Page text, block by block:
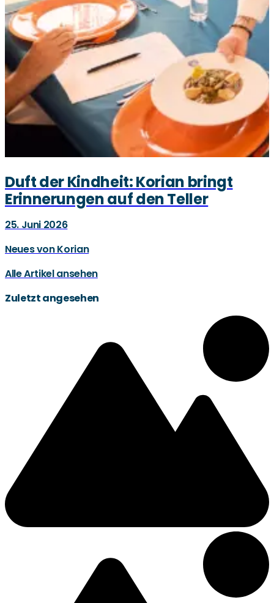
Duft der Kindheit: Korian bringt
Erinnerungen auf den Teller
25. Juni 2026
Neues von Korian
Alle Artikel ansehen
Zuletzt angesehen